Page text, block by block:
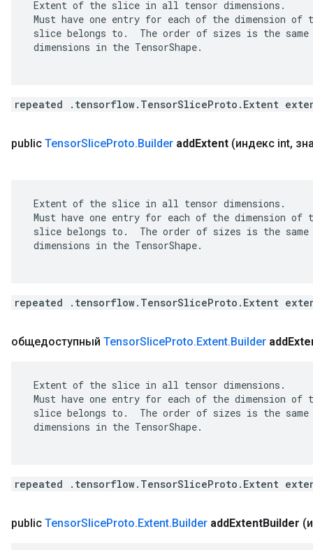
Extent of the slice in all tensor dimensions.
Must have one entry for each of the dimension
slice belongs to.  The order of sizes is the
dimensions in the TensorShape.
repeated .tensorflow.TensorSliceProto.Extent
public TensorSliceProto.Builder addExtent (индекс int,
Extent of the slice in all tensor dimensions.
Must have one entry for each of the dimension
slice belongs to.  The order of sizes is the
dimensions in the TensorShape.
repeated .tensorflow.TensorSliceProto.Extent
общедоступный TensorSliceProto.Extent.Builder add
Extent of the slice in all tensor dimensions.
Must have one entry for each of the dimension
slice belongs to.  The order of sizes is the
dimensions in the TensorShape.
repeated .tensorflow.TensorSliceProto.Extent
public TensorSliceProto.Extent.Builder addExtentBuilder